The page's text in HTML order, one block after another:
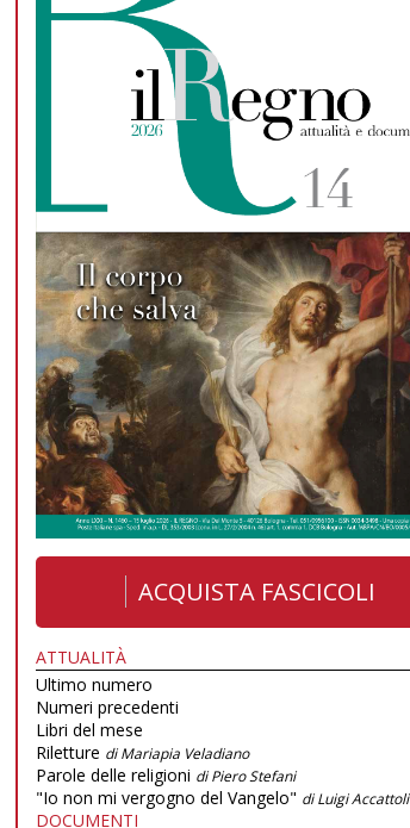
ACQUISTA FASCICOLI
ATTUALITÀ
Ultimo numero
Numeri precedenti
Libri del mese
Riletture di Mariapia Veladiano
Parole delle religioni di Piero Stefani
"Io non mi vergogno del Vangelo" di Luigi Accattoli
DOCUMENTI